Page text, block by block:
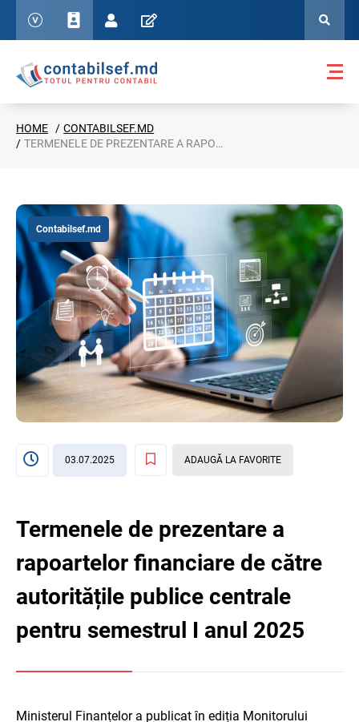
HOME
CONTABILSEF.MD
TERMENELE DE PREZENTARE A RAPOARTELOR FINANCIARE DE CĂTRE AUTORITĂȚILE PUBLICE CENTRALE PENTRU SEMESTRUL I ANUL 2025
Contabilsef.md
03.07.2025 ADAUGĂ LA FAVORITE
Termenele de prezentare a
rapoartelor financiare de către
autoritățile publice centrale
pentru semestrul I anul 2025
Ministerul Finanțelor a publicat în ediția Monitorului